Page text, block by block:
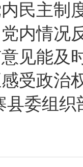
民主制
内情况
见能及
受政治
县委组